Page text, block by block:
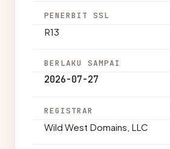
PENERBIT SSL
R13
BERLAKU SAMPAI
2026-07-27
REGISTRAR
Wild West Domains, LLC